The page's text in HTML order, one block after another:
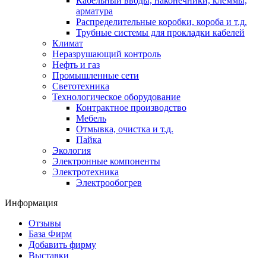
арматура
Распределительные коробки, короба и т.д.
Трубные системы для прокладки кабелей
Климат
Неразрушающий контроль
Нефть и газ
Промышленные сети
Светотехника
Технологическое оборудование
Контрактное производство
Мебель
Отмывка, очистка и т.д.
Пайка
Экология
Электронные компоненты
Электротехника
Электрообогрев
Информация
Отзывы
База Фирм
Добавить фирму
Выставки